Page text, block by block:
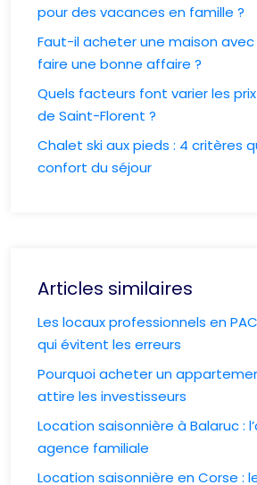
pour des vacances en famille ?
Faut-il acheter une maison
faire une bonne affaire ?
Quels facteurs font varier les
de Saint-Florent ?
Chalet ski aux pieds : 4 critères
confort du séjour
Articles similaires
Les locaux professionnels en
qui évitent les erreurs
Pourquoi acheter un
attire les investisseurs
Location saisonnière à Balaruc :
agence familiale
Location saisonnière en Corse :